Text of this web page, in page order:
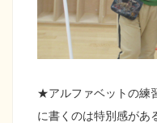
★アルファベットの練
に書くのは特別感があ